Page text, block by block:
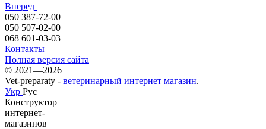
Вперед
050 387-72-00
050 507-02-00
068 601-03-03
Контакты
Полная версия сайта
© 2021—2026
Vet-preparaty - ветеринарный интернет магазин.
Укр Рус
Конструктор
интернет-
магазинов